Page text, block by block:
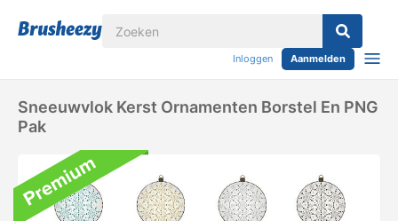
Inloggen Aanmelden
Sneeuwvlok Kerst Ornamenten Borstel En PNG
Pak